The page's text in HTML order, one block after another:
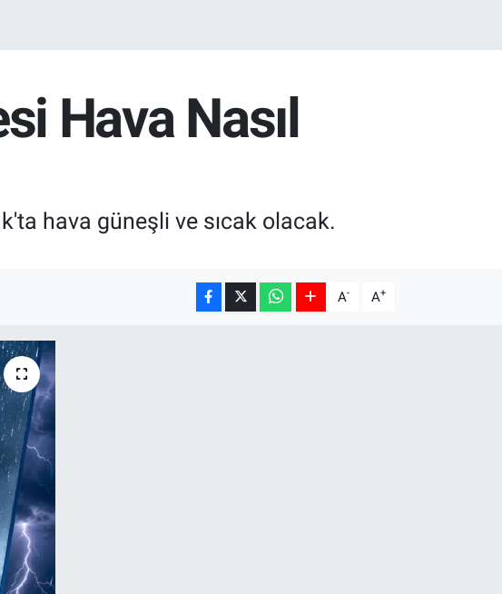
Hava Nasıl
hava güneşli ve sıcak olacak.
A- A+